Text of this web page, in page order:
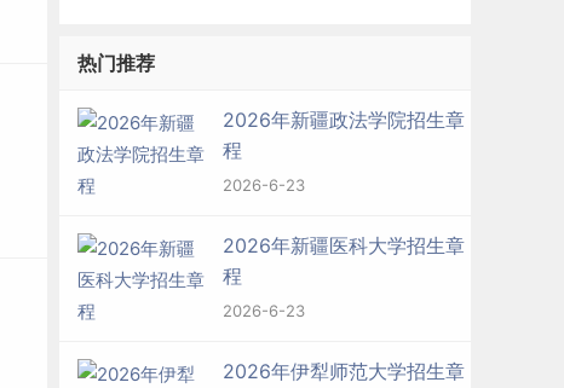
热门推荐
2026年新疆政法学院招生章
程
2026-6-23
2026年新疆医科大学招生章
程
2026-6-23
2026年伊犁师范大学招生章